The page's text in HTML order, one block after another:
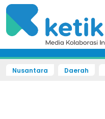
Nusantara Daerah